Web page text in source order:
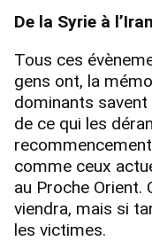
De la Syrie à l’Iran
Tous ces
gens ont, la
dominants
de ce qui les
comme ceux
au Proche
viendra, mais si
les victimes.